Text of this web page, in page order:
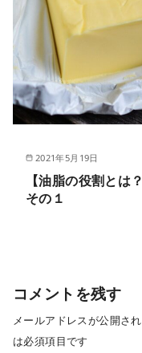
2021年5月19日
【油脂の役割と
その１
コメントを残す
メールアドレスが公開さ
は必須項目です